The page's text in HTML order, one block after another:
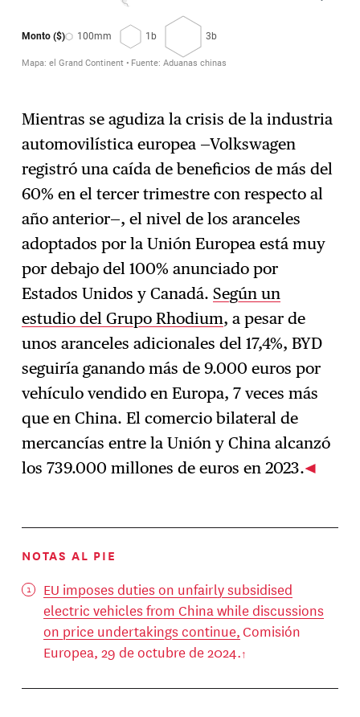
Mientras se agudiza la crisis de la industria
automovilística europea —Volkswagen
registró una caída de beneficios de más del
60% en el tercer trimestre con respecto al
año anterior—, el nivel de los aranceles
adoptados por la Unión Europea está muy
por debajo del 100% anunciado por
Estados Unidos y Canadá.Según un
estudio del Grupo Rhodium, a pesar de
unos aranceles adicionales del 17,4%, BYD
seguiría ganando más de 9.000 euros por
vehículo vendido en Europa, 7 veces más
que en China. El comercio bilateral de
mercancías entre la Unión y China alcanzó
los 739.000 millones de euros en 2023.
NOTAS AL PIE
EU imposes duties on unfairly subsidised
electric vehicles from China while discussions
on price undertakings continue,Comisión
Europea, 29 de octubre de 2024.